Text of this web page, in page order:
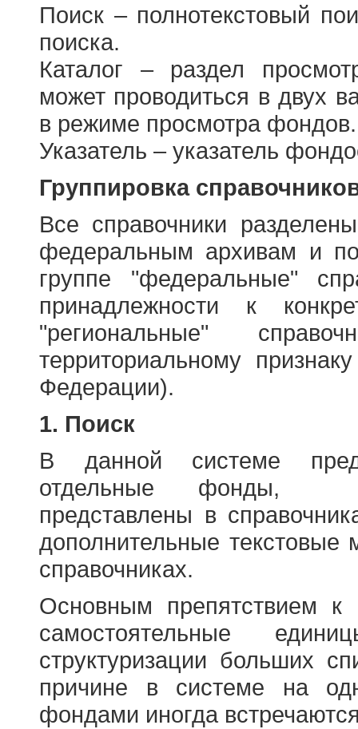
Поиск – полнотекстовый
поиска.
Каталог – раздел
может проводиться в двух
в режиме просмотра фондов.
Указатель – указатель
Группировка
Все справочники
федеральным архивам и
группе "федеральные"
принадлежности к
"региональные"
территориальному
Федерации).
1. Поиск
В данной системе
отдельные фонды,
представлены в
дополнительные
справочниках.
Основным препятствием
самостоятельные
структуризации больших
причине в системе на
фондами иногда